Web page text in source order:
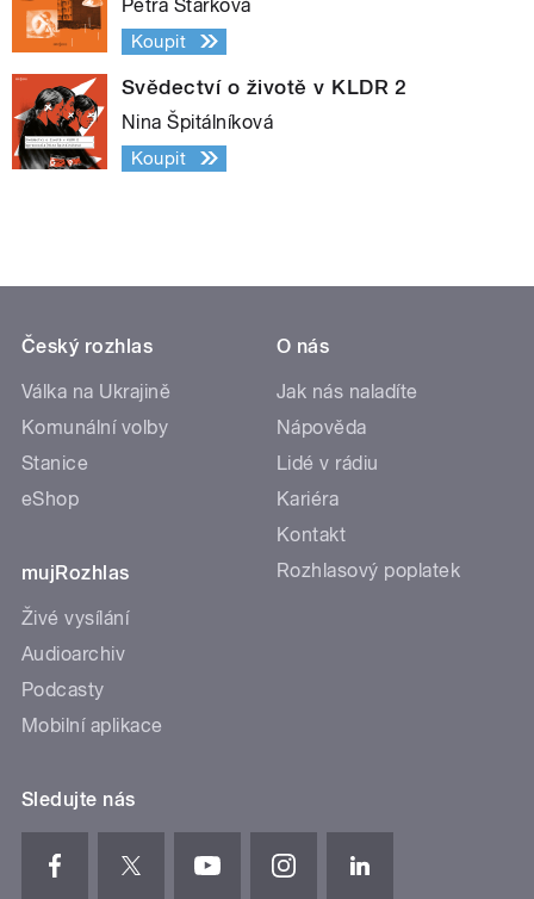
Petra Štarková
Koupit
Svědectví o životě v KLDR 2
Nina Špitálníková
Koupit
Český rozhlas
Válka na Ukrajině
Komunální volby
Stanice
eShop
mujRozhlas
Živé vysílání
Audioarchiv
Podcasty
Mobilní aplikace
O nás
Jak nás naladíte
Nápověda
Lidé v rádiu
Kariéra
Kontakt
Rozhlasový poplatek
Sledujte nás